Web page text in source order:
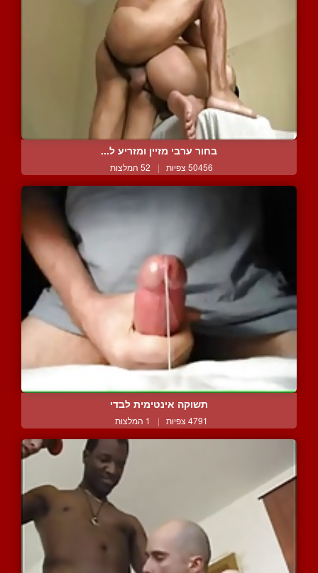
בחור ערבי מזיין ומזריע ל...
50456 צפיות | 52 המלצות
תשוקה אינטימית לבדי
4791 צפיות | 1 המלצות